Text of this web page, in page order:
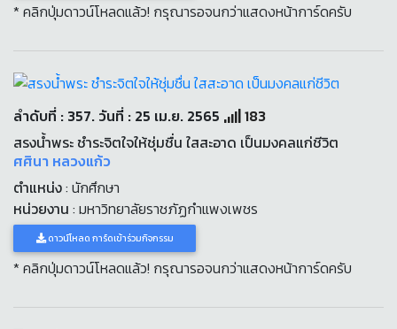
* คลิกปุ่มดาวน์โหลดแล้ว! กรุณารอจนกว่าแสดงหน้าการ์ดครับ
ลำดับที่ : 357. วันที่ : 25 เม.ย. 2565
183
สรงน้ำพระ ชำระจิตใจให้ชุ่มชื่น ใสสะอาด เป็นมงคลแก่ชีวิต
ศศินา หลวงแก้ว
ตำแหน่ง: นักศึกษา
หน่วยงาน : มหาวิทยาลัยราชภัฏกำแพงเพชร
ดาวน์โหลด การ์ดเข้าร่วมกิจกรรม
* คลิกปุ่มดาวน์โหลดแล้ว! กรุณารอจนกว่าแสดงหน้าการ์ดครับ